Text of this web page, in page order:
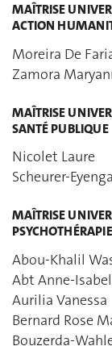
MAÎTRISE
ACTION
Moreira De
Zamora
MAÎTRISE
SANTÉ PUBLIQUE
Nicolet Laure
Scheurer-
MAÎTRISE
Abou-Khalil
Abt Anne-
Aurilia Vanessa
Bernard Rose
Bouzerda-